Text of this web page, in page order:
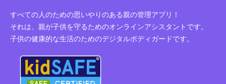
すべての人のための思いやりのある親の管理アプリ！
それは、親が子供を守るためのオンラインアシスタントです。
子供の健康的な生活のためのデジタルボディガードです。